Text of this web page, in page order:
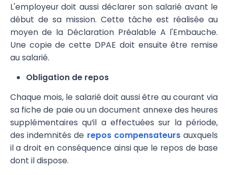
L'employeur doit aussi déclarer son salarié avant le
début de sa mission. Cette tâche est réalisée au
moyen de la Déclaration Préalable A l'Embauche.
Une copie de cette DPAE doit ensuite être remise
au salarié.
Obligation de repos
Chaque mois, le salarié doit aussi être au courant via
sa fiche de paie ou un document annexe des heures
supplémentaires qu’il a effectuées sur la période,
des indemnités de repos compensateurs auxquels
il a droit en conséquence ainsi que le repos de base
dont il dispose.